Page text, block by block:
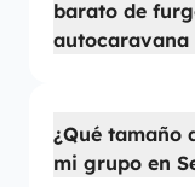
barato de
autocaravana
¿Qué tamaño
mi grupo en